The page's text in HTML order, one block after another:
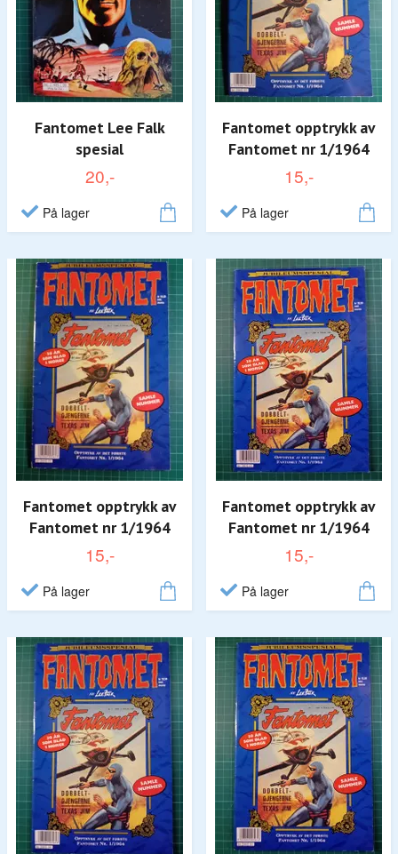
Fantomet Lee Falk
spesial
20,-
På lager
Fantomet opptrykk av
Fantomet nr 1/1964
15,-
På lager
Fantomet opptrykk av
Fantomet nr 1/1964
15,-
På lager
Fantomet opptrykk av
Fantomet nr 1/1964
15,-
På lager